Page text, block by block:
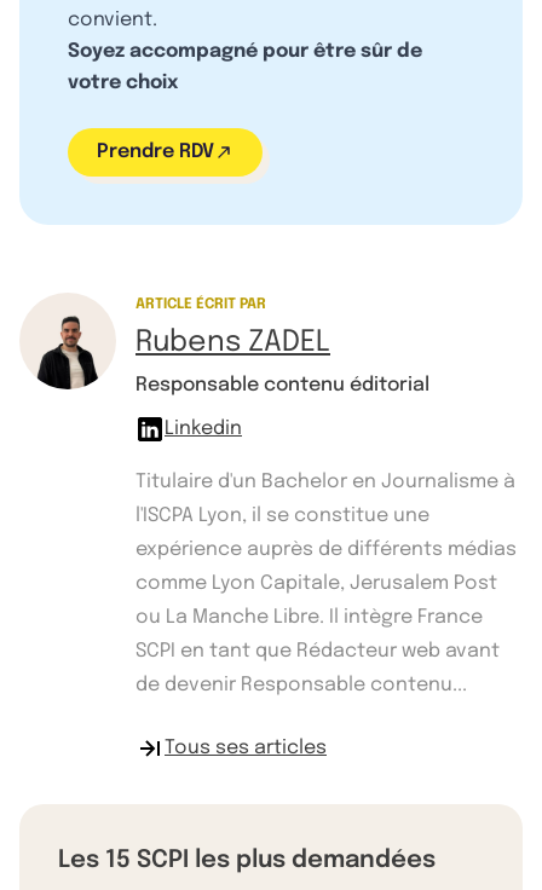
convient.
Soyez accompagné pour être sûr de
votre choix
Prendre RDV
ARTICLE ÉCRIT PAR
Rubens ZADEL
Responsable contenu éditorial
Linkedin
Titulaire d'un Bachelor en Journalisme à
l'ISCPA Lyon, il se constitue une
expérience auprès de différents médias
comme Lyon Capitale, Jerusalem Post
ou La Manche Libre. Il intègre France
SCPI en tant que Rédacteur web avant
de devenir Responsable contenu...
Tous ses articles
Les 15 SCPI les plus demandées